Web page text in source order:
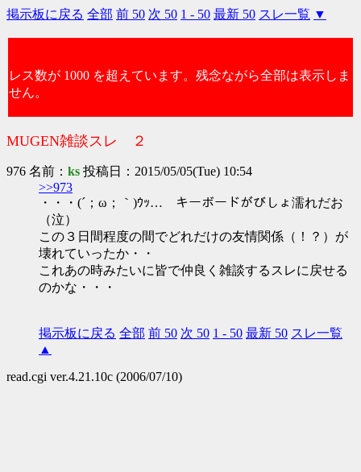
掲示板に戻る 全部 前 50 次 50 1 - 50 最新 50 スレ一覧 ▼
レス数が 1000 を超えています。残念ながら全部は表示しま
せん。
MUGEN雑談スレ ２
976 名前： ks 投稿日：2015/05/05(Tue) 10:54
>>973
・・・(´；ω；｀)ｳｯ… キーボードがびしょ濡れだお
（泣）
この３日間程度の間でどれだけの友情関係（！？）が
壊れていったか・・
これあの時みたいに皆で仲良く雑談するスレに戻せる
のかな・・・
掲示板に戻る 全部 前 50 次 50 1 - 50 最新 50 スレ一覧
▲
read.cgi ver.4.21.10c (2006/07/10)